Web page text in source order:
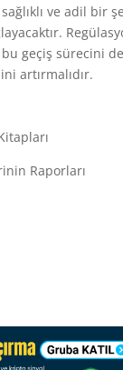
ve adil bir
geçiş sürecini
artırmalıdır.
Raporları